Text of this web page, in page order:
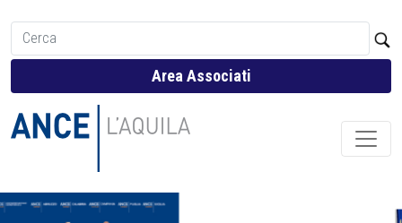
Area Associati